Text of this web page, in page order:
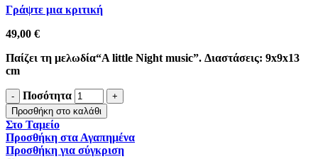
Γράψτε μια κριτική
49,00 €
Παίζει τη μελωδία“A little Night music”. Διαστάσεις: 9x9x13
cm
Ποσότητα
Προσθήκη στο καλάθι
Στο Ταμείο
Προσθήκη στα Αγαπημένα
Προσθήκη για σύγκριση